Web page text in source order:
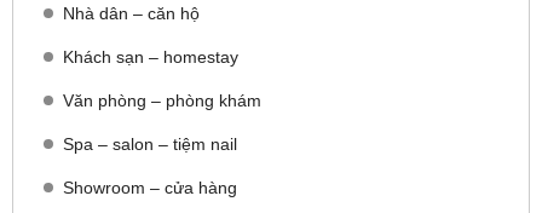
Nhà dân – căn hộ
Khách sạn – homestay
Văn phòng – phòng khám
Spa – salon – tiệm nail
Showroom – cửa hàng